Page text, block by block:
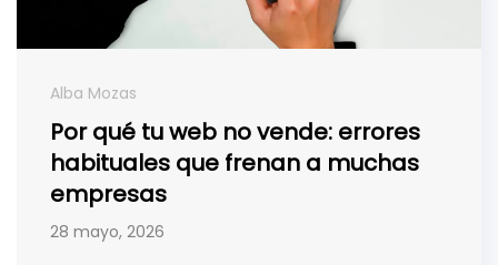
Alba Mozas
Por qué tu web no vende: errores
habituales que frenan a muchas
empresas
28 mayo, 2026